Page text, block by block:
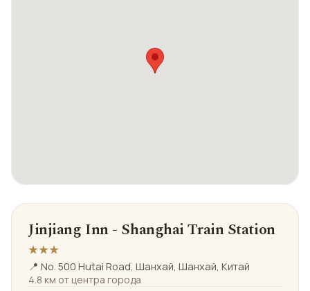
Jinjiang Inn - Shanghai Train Station
★★★
📍 No. 500 Hutai Road, Шанхай, Шанхай, Китай
4.8 км от центра города